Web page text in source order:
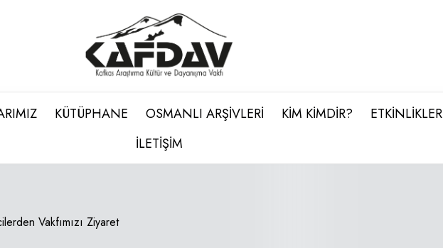
KÜTÜPHANE OSMANLI ARŞİVLERİ KİM KİMDİR? ETKİNLİKLER
İLETİŞİM
Vakfımızı Ziyaret